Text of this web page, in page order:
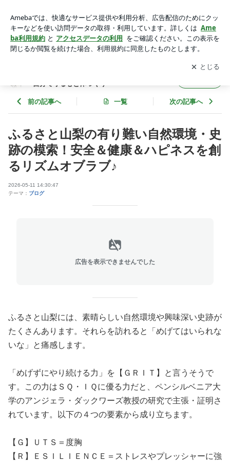
ハピネスを創るリズムオブラブ♪ | リズムオブラブ～かけがえ
のない大切な命を自分で守る心と体づくり～
アプリをダウンロードして ブログの更新通知
を受け取りまし
ょう。
開く
自分で守る心と体づくり～
前の記事へ 一覧 次の記事へ
ふるさと山梨の有り難い自然環境・史
跡の模索！安全＆健康＆ハピネスを創
るリズムオブラブ♪
2026-05-11 14:30:47
テーマ： ブログ
広告を表示できませんでした
ふるさと山梨には、素晴らしい自然環境や興味深い史跡が
たくさんあります。それらを訪れると「めげてはいられな
いな」と痛感します。
「めげずにやり続ける力」を【ＧＲＩＴ】と言うそうで
す。この力はＳＱ・ＩＱに優る力だと、ペンシルベニア大
学のアンジェラ・ダックワーズ教授の研究で主張・証明さ
れています。以下の４つの要素から成り立ちます。
【Ｇ】ＵＴＳ＝度胸
【Ｒ】ＥＳＩＬＩＥＮＣＥ＝ストレスやプレッシャーに強